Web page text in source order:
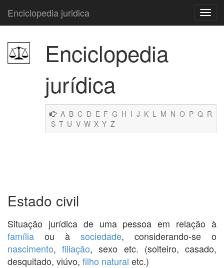
Enciclopedia juridica
Enciclopedia
jurídica
A B C D E F G H I J K L M N O P Q R
S T U V W X Y Z
Estado civil
Situação jurídica de uma pessoa em relação à
família ou à sociedade, considerando-se o
nascimento,filiação, sexo etc. (solteiro, casado,
desquitado, viúvo, filho natural etc.)